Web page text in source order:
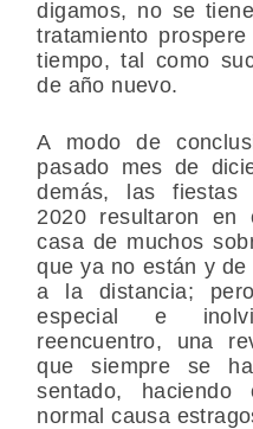
digamos, no se
tratamiento
tiempo, tal como
de año nuevo.
A modo de
pasado mes de
demás, las fiestas
2020 resultaron en
casa de muchos
que ya no están y
a la distancia;
especial e
reencuentro, una
que siempre se
sentado,
normal causa